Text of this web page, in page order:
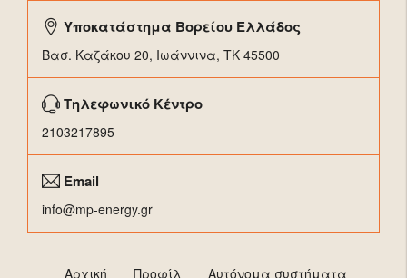
Υποκατάστημα Βορείου Ελλάδος
Βασ. Καζάκου 20, Ιωάννινα, ΤΚ 45500
Τηλεφωνικό Κέντρο
2103217895
Email
info@mp-energy.gr
Αρχική Προφίλ Αυτόνομα συστήματα